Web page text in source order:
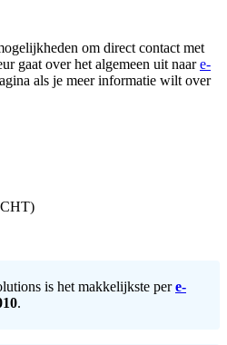
om direct contact met
gaat over het algemeen uit naare-
als je meer informatie wilt over
is het makkelijkste pere-
.